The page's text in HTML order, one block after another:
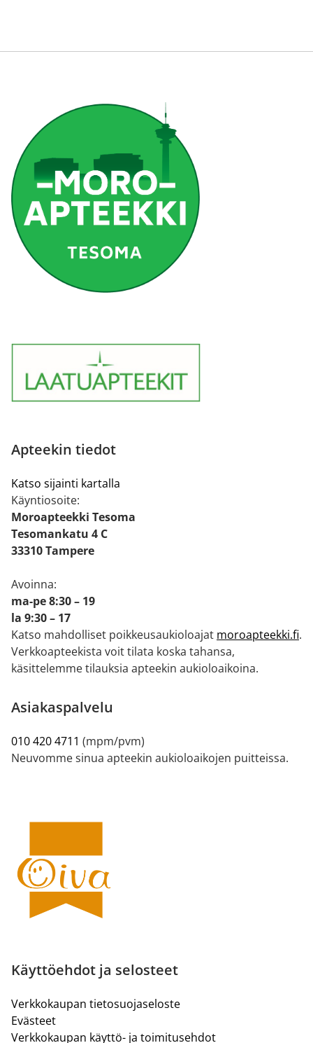
Apteekin tiedot
Katso sijainti kartalla
Käyntiosoite:
Moroapteekki Tesoma
Tesomankatu 4 C
33310 Tampere
Avoinna:
ma-pe 8:30 – 19
la 9:30 – 17
Katso mahdolliset poikkeusaukioloajat moroapteekki.fi.
Verkkoapteekista voit tilata koska tahansa,
käsittelemme tilauksia apteekin aukioloaikoina.
Asiakaspalvelu
010 420 4711 (mpm/pvm)
Neuvomme sinua apteekin aukioloaikojen puitteissa.
Käyttöehdot ja selosteet
Verkkokaupan tietosuojaseloste
Evästeet
Verkkokaupan käyttö- ja toimitusehdot